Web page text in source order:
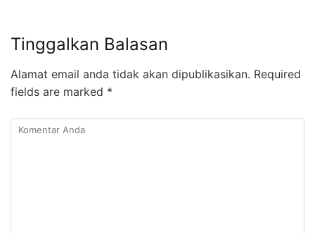
Tinggalkan Balasan
Alamat email anda tidak akan dipublikasikan. Required
fields are marked *